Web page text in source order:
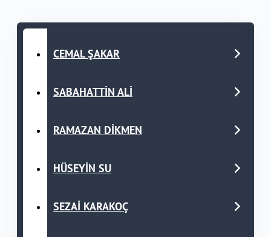
CEMAL ŞAKAR
SABAHATTİN ALİ
RAMAZAN DİKMEN
HÜSEYİN SU
SEZAİ KARAKOÇ